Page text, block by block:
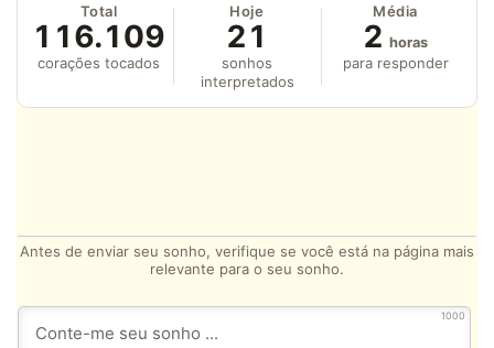
Total
116.109
corações tocados
Hoje
21
sonhos
interpretados
Média
2 horas
para responder
Antes de enviar seu sonho, verifique se você está na página mais
relevante para o seu sonho.
1000